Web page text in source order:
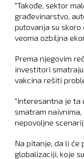
"Takođe, sektor
građevinarstvo,
putovanja su
veoma ozbiljna
Prema njegovim
investitori
vakcina rešiti
"Interesantna je ta
smatram
nepovoljne
Na pitanje, da li će
globalizaciji, koje